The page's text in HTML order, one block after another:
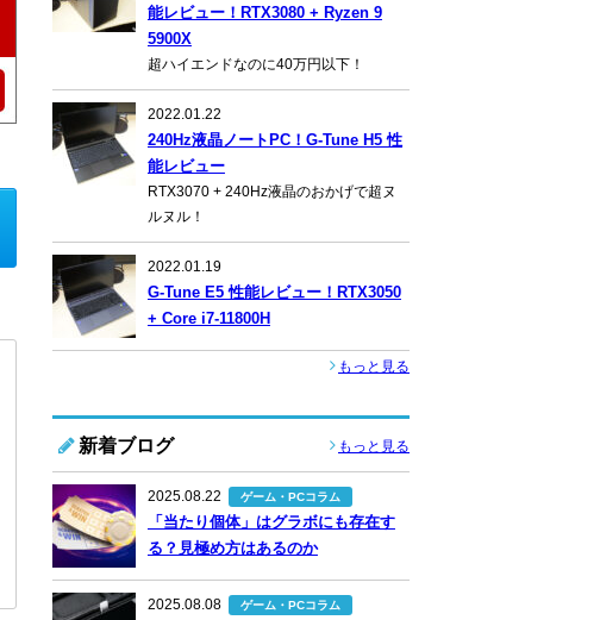
能レビュー！RTX3080 + Ryzen 9
5900X
超ハイエンドなのに40万円以下！
2022.01.22
240Hz液晶ノートPC！G-Tune H5 性
能レビュー
RTX3070 + 240Hz液晶のおかげで超ヌ
ルヌル！
2022.01.19
G-Tune E5 性能レビュー！RTX3050
+ Core i7-11800H
もっと見る
新着ブログ もっと見る
2025.08.22 ゲーム・PCコラム
「当たり個体」はグラボにも存在す
る？見極め方はあるのか
2025.08.08 ゲーム・PCコラム